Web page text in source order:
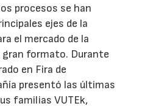
procesos se han
ejes de la
el mercado de la
formato. Durante
en Fira de
presentó las últimas
familias VUTEk,